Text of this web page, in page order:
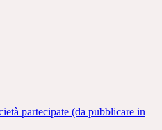
partecipate (da pubblicare in